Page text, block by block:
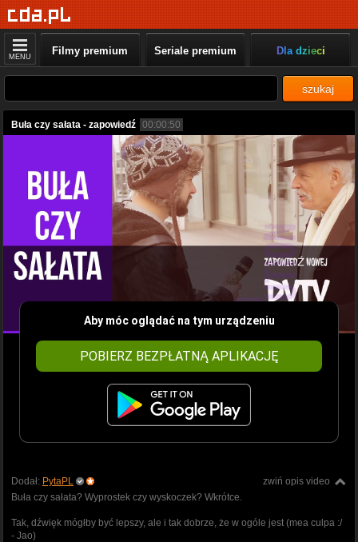
MENU Filmy premium Seriale premium Dla dzieci
szukaj
Buła czy sałata - zapowiedź 00:00:50
Aby móc oglądać na tym urządzeniu
POBIERZ BEZPŁATNĄ APLIKACJĘ
zwiń opis video
Dodał: PytaPL
Buła czy sałata? Wyprostek czy wyskoczek? Wkrótce.
Tak, dźwięk mógłby być lepszy, ale i tak dobrze, że w ogóle jest (mea culpa :/
- Jao)